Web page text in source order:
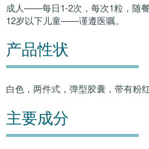
成人——每日1-2次，每次1粒，随餐
12岁以下儿童——谨遵医嘱。
产品性状
白色，两件式，弹型胶囊，带有粉红
主要成分